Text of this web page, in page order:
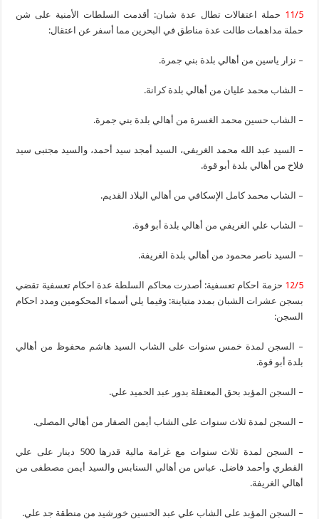
11/5 حملة اعتقالات تطال عدة شبان: أقدمت السلطات الأمنية على شن
حملة مداهمات طالت عدة مناطق في البحرين مما أسفر عن اعتقال:
– نزار ياسين من أهالي بلدة بني جمرة.
– الشاب محمد عليان من أهالي بلدة كرانة.
– الشاب حسين محمد الغسرة من أهالي بلدة بني جمرة.
– السيد عبد الله محمد الغريفي، السيد أمجد سيد أحمد، والسيد مجتبى سيد
فلاح من أهالي بلدة أبو قوة.
– الشاب محمد كامل الإسكافي من أهالي البلاد القديم.
– الشاب علي الغريفي من أهالي بلدة أبو قوة.
– السيد ناصر محمود من أهالي بلدة الغريفة.
12/5 حزمة احكام تعسفية: أصدرت محاكم السلطة عدة احكام تعسفية تقضي
بسجن عشرات الشبان بمدد متباينة: وفيما يلي أسماء المحكومين ومدد احكام
السجن:
– السجن لمدة خمس سنوات على الشاب السيد هاشم محفوظ من أهالي
بلدة أبو قوة.
– السجن المؤبد بحق المعتقلة بدور عبد الحميد علي.
– السجن لمدة ثلاث سنوات على الشاب أيمن الصفار من أهالي المصلى.
– السجن لمدة ثلاث سنوات مع غرامة مالية قدرها 500 دينار على علي
القطري وأحمد فاضل. عباس من أهالي السنابس والسيد أيمن مصطفى من
أهالي الغريفة.
– السجن المؤبد على الشاب علي عبد الحسين خورشيد من منطقة جد علي.